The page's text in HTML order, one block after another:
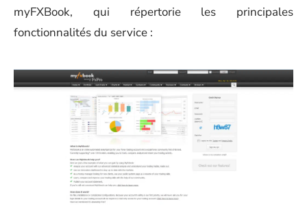
myFXBook, qui répertorie les principales
fonctionnalités du service :